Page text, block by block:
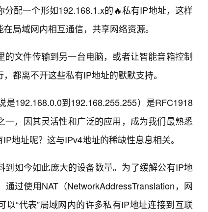
配一个形如192.168.1.x的🔥私有IP地址，这样
局域网内相互通信，共享网络资源。
的文件传输到另一台电脑，或者让智能音箱控制
都离不开这些私有IP地址的默默支持。
是192.168.0.0到192.168.255.255）是RFC1918
，因其灵活性和广泛的应用，成为我们最熟悉
地址呢？这与IPv4地址的稀缺性息息相关。
到如今如此庞大的设备数量。为了缓解公有IP地
过使用NAT（NetworkAddressTranslation，网
“代表”局域网内的许多私有IP地址连接到互联